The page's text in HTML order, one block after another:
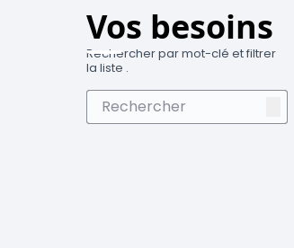
Vos besoins
Rechercher par mot-clé et filtrer
la liste .